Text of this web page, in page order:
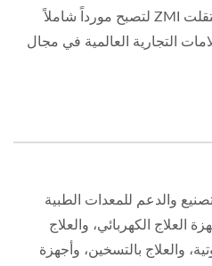
واستغلالاً لخبرتها الهندسية، انتقلت ZMI لتصبح مورداً شاملاً
التجارية العالمية في مجال
والدعم للمعدات الطبية
العلاج الكهربائي، والعلاج
والعلاج بالتسخين، وأجهزة